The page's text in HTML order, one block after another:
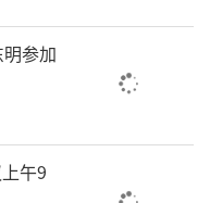
合村级人民调解
经济薄弱村，邀
发展计划，确保
曾因党支部书记
参加
午9